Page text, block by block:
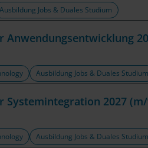
Ausbildung Jobs & Duales Studium
Ausbildung Jobs & Duales Studium
2027
Ausbildung Jobs & Duales Studium